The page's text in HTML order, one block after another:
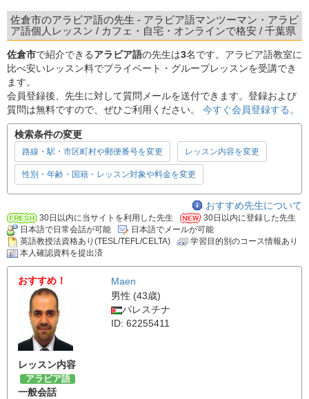
佐倉市のアラビア語の先生 - アラビア語マンツーマン・アラビ
ア語個人レッスン / カフェ・自宅・オンラインで格安 / 千葉県
佐倉市で紹介できるアラビア語の先生は3名です。アラビア語教室に
比べ安いレッスン料でプライベート・グループレッスンを受講でき
ます。
会員登録後、先生に対して質問メールを送付できます。登録および
質問は無料ですので、ぜひご利用ください。 今すぐ会員登録する。
検索条件の変更
路線・駅・市区町村や郵便番号を変更 レッスン内容を変更
性別・年齢・国籍・レッスン対象や料金を変更
おすすめ先生について
30日以内に当サイトを利用した先生
30日以内に登録した先生
日本語で日常会話が可能
日本語でメールが可能
英語教授法資格あり(TESL/TEFL/CELTA)
学習目的別のコース情報あり
本人確認資料を提出済
おすすめ！
Maen
男性 (43歳)
パレスチナ
ID: 62255411
レッスン内容
アラビア語
一般会話